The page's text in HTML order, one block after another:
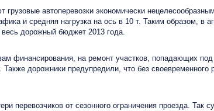
автоперевозки экономически
и средняя нагрузка на ось в 10 т. Таким образом,
дорожный бюджет 2013 года.
финансирования, на ремонт участков, попадающих
дорожники предупредили, что без
перевозчиков от сезонного ограничения проезда.